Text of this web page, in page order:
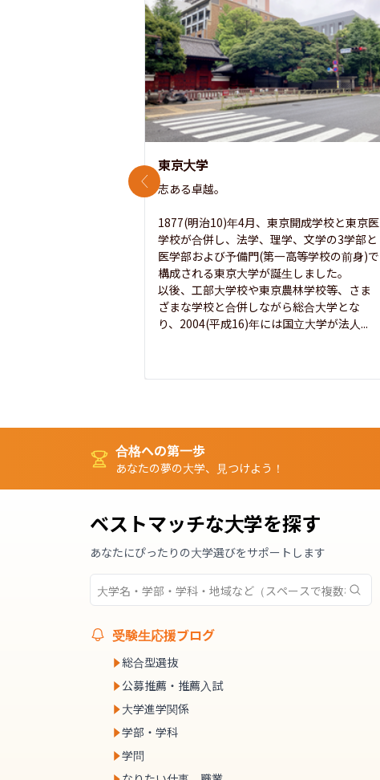
東京大学
志ある卓越。
1877(明治10)年4月、東京開成学校と東京医
学校が合併し、法学、理学、文学の3学部と
医学部および予備門(第一高等学校の前身)で
構成される東京大学が誕生しました。
以後、工部大学校や東京農林学校等、さま
ざまな学校と合併しながら総合大学とな
り、2004(平成16)年には国立大学が法人...
前のスライド
合格への第一歩
あなたの夢の大学、見つけよう！
ベストマッチな大学を探す
あなたにぴったりの大学選びをサポートします
受験生応援ブログ
総合型選抜
公募推薦・推薦入試
大学進学関係
学部・学科
学問